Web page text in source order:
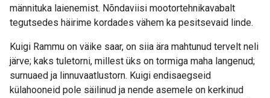
männituka laienemist. Nõndaviisi mootortehnikavabalt
tegutsedes häirime kordades vähem ka pesitsevaid linde.
Kuigi Rammu on väike saar, on siia ära mahtunud tervelt neli
järve; kaks tuletorni, millest üks on tormiga maha langenud;
surnuaed ja linnuvaatlustorn. Kuigi endisaegseid
külahooneid pole säilinud ja nende asemele on kerkinud